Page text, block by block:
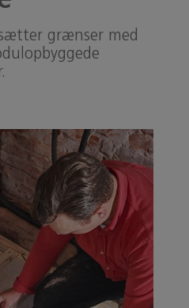
grænser med